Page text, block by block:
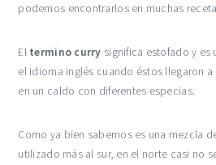
podemos encontrarlos en muchas
El termino curry significa estofado y
el idioma inglés cuando éstos llegaron
en un caldo con diferentes especias.
Como ya bien sabemos es una mezcla
utilizado más al sur, en el norte casi no